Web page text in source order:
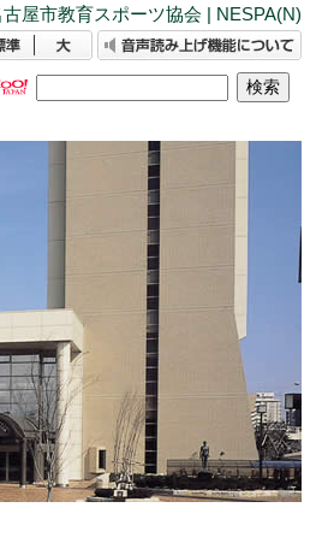
屋市教育スポーツ協会 | NESPA(N)